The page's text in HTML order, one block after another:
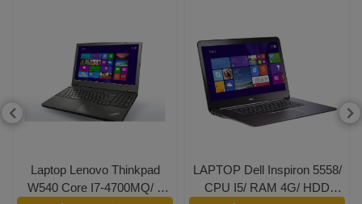
Laptop Lenovo Thinkpad
W540 Core I7-4700MQ/ 8
LAPTOP Dell Inspiron 5558/
CPU I5/ RAM 4G/ HDD